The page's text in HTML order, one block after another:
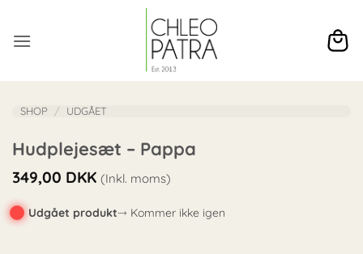
indhold
SHOP / UDGÅET
Hudplejesæt – Pappa
349,00 DKK (Inkl. moms)
Udgået produkt⤑ Kommer ikke igen